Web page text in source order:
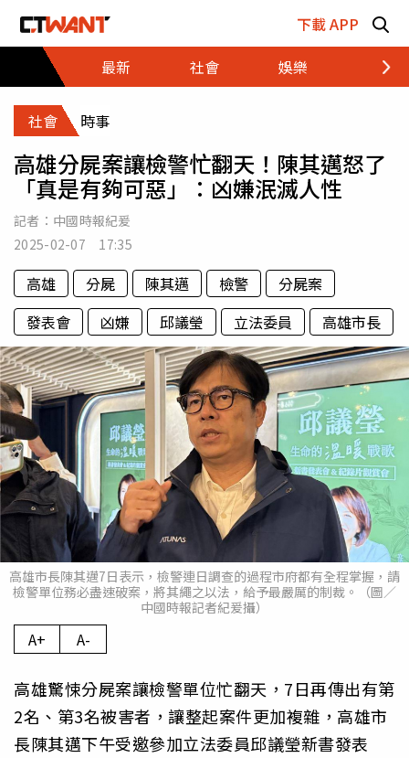
下載 APP
最新
社會 娛樂 財經
社會 時事
高雄分屍案讓檢警忙翻天！陳其邁怒了
「真是有夠可惡」：凶嫌泯滅人性
記者： 中國時報紀爰
2025-02-07 17:35
高雄 分屍 陳其邁 檢警
分屍案
發表會
凶嫌 邱議瑩 立法委員 高雄市長
高雄市長陳其邁7日表示，檢警連日調查的過程市府都有全程掌握，請
檢警單位務必盡速破案，將其繩之以法，給予最嚴厲的制裁。（圖／
中國時報記者紀爰攝）
A+ A-
高雄驚悚分屍案讓檢警單位忙翻天，7日再傳出有第
2名、第3名被害者，讓整起案件更加複雜，高雄市
長陳其邁下午受邀參加立法委員邱議瑩新書發表